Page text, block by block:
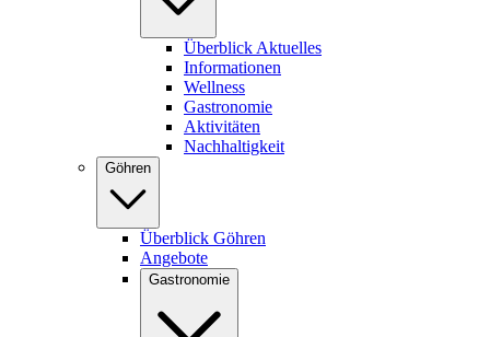
Überblick Aktuelles
Informationen
Wellness
Gastronomie
Aktivitäten
Nachhaltigkeit
Göhren
Überblick Göhren
Angebote
Gastronomie